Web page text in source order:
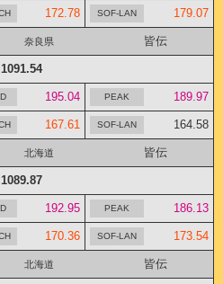
172.78 179.07
奈良県 皆伝
1091.54
195.04 189.97
167.61 164.58
北海道 皆伝
1089.87
192.95 186.13
170.36 173.54
北海道 皆伝